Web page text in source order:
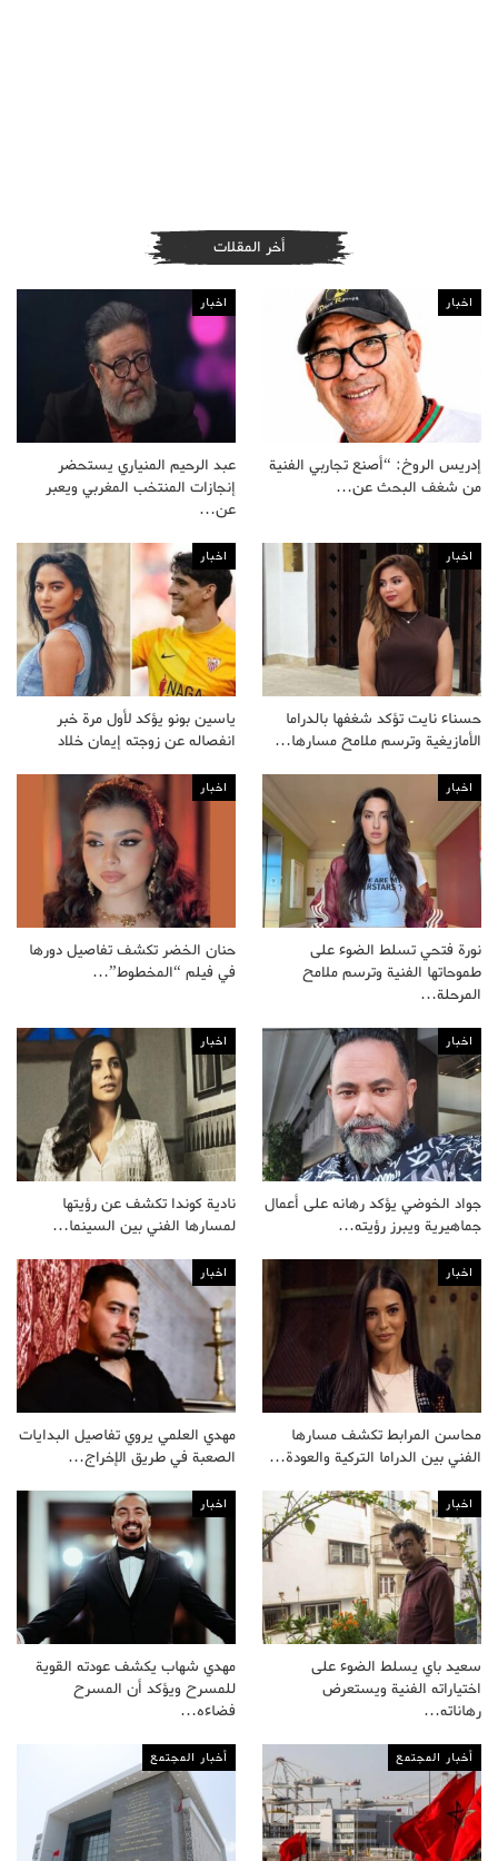
أخر المقلات
اخبار
إدريس الروخ: “أصنع تجاربي الفنية
من شغف البحث عن…
اخبار
عبد الرحيم المنياري يستحضر
إنجازات المنتخب المغربي ويعبر
عن…
اخبار
حسناء نايت تؤكد شغفها بالدراما
الأمازيغية وترسم ملامح مسارها…
اخبار
ياسين بونو يؤكد لأول مرة خبر
انفصاله عن زوجته إيمان خلاد
اخبار
نورة فتحي تسلط الضوء على
طموحاتها الفنية وترسم ملامح
المرحلة…
اخبار
حنان الخضر تكشف تفاصيل دورها
في فيلم “المخطوط”…
اخبار
جواد الخوضي يؤكد رهانه على أعمال
جماهيرية ويبرز رؤيته…
اخبار
نادية كوندا تكشف عن رؤيتها
لمسارها الفني بين السينما…
اخبار
محاسن المرابط تكشف مسارها
الفني بين الدراما التركية والعودة…
اخبار
مهدي العلمي يروي تفاصيل البدايات
الصعبة في طريق الإخراج…
اخبار
سعيد باي يسلط الضوء على
اختياراته الفنية ويستعرض
رهاناته…
اخبار
مهدي شهاب يكشف عودته القوية
للمسرح ويؤكد أن المسرح
فضاءه…
أخبار المجتمع أخبار المجتمع